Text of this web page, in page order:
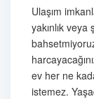
Ulaşım
yakınlık
ev her ne
istemez.